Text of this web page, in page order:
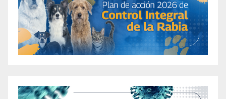
Truth About Prohealth Keto ACV Gummies!
Are Liberty Bites Keto ACV Gummies Legit?
The Complete Inside Scoop About These
Popular Apple Cider Vinegar Supplements
Effectively Shedding Pounds: Discover the Best